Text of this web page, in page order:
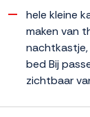
hele kleine
maken van
nachtkastje,
bed Bij
zichtbaar